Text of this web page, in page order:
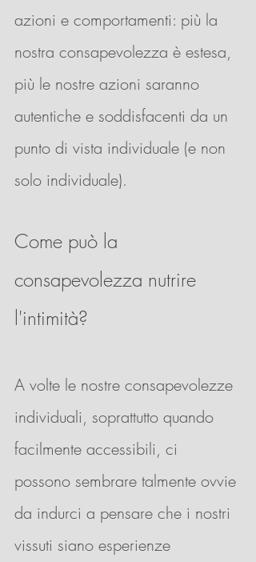
azioni e comportamenti: più la
nostra consapevolezza è estesa,
più le nostre azioni saranno
autentiche e soddisfacenti da un
punto di vista individuale (e non
solo individuale).
Come può la
consapevolezza nutrire
l'intimità?
A volte le nostre consapevolezze
individuali, soprattutto quando
facilmente accessibili, ci
possono sembrare talmente ovvie
da indurci a pensare che i nostri
vissuti siano esperienze